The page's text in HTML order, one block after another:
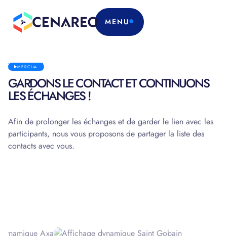
MENU
MERCI🙏
GARDONS LE CONTACT ET CONTINUONS
LES ÉCHANGES !
Afin de prolonger les échanges et de garder le lien avec les
participants, nous vous proposons de partager la liste des
contacts avec vous.